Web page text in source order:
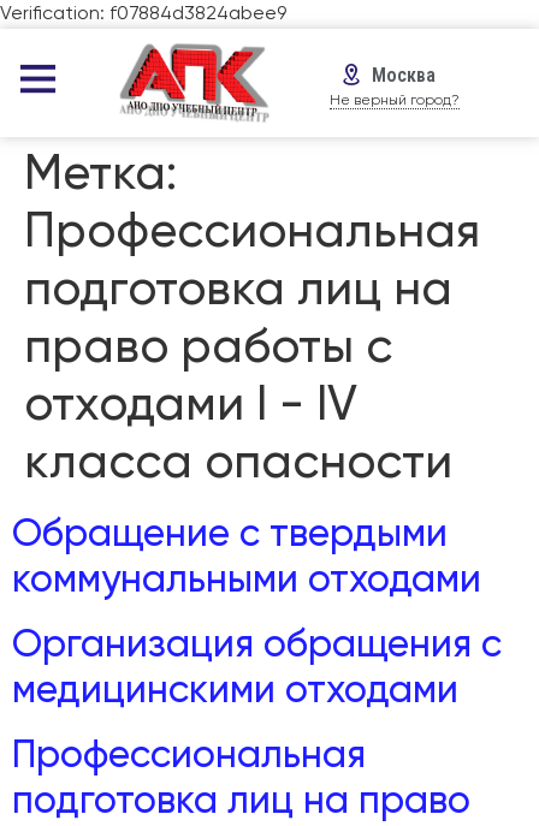
Verification: f07884d3824abee9
Москва
Не верный город?
Метка:
Профессиональная
подготовка лиц на
право работы с
отходами I - IV
класса опасности
Обращение с твердыми
коммунальными отходами
Организация обращения с
медицинскими отходами
Профессиональная
подготовка лиц на право